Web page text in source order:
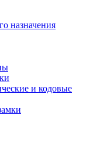
назначения
и кодовые